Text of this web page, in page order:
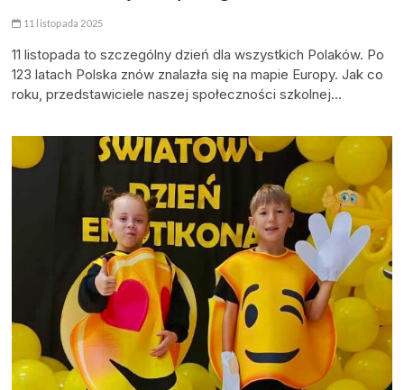
11 listopada 2025
11 listopada to szczególny dzień dla wszystkich Polaków. Po
123 latach Polska znów znalazła się na mapie Europy. Jak co
roku, przedstawiciele naszej społeczności szkolnej…